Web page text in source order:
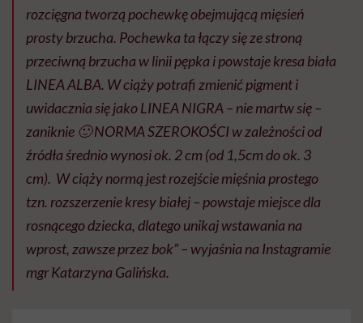
rozcięgna tworzą pochewkę obejmującą mięsień
prosty brzucha. Pochewka ta łączy się ze stroną
przeciwną brzucha w linii pępka i powstaje kresa biała
LINEA ALBA. W ciąży potrafi zmienić pigment i
uwidacznia się jako LINEA NIGRA – nie martw się –
zaniknie 🙂 NORMA SZEROKOŚCI w zależności od
źródła średnio wynosi ok. 2 cm (od 1,5cm do ok. 3
cm). W ciąży normą jest rozejście mięśnia prostego
tzn. rozszerzenie kresy białej – powstaje miejsce dla
rosnącego dziecka, dlatego unikaj wstawania na
wprost, zawsze przez bok” – wyjaśnia na Instagramie
mgr Katarzyna Galińska.